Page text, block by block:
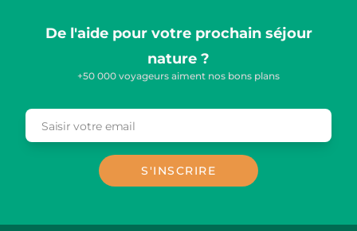
De l'aide pour votre prochain séjour
nature ?
+50 000 voyageurs aiment nos bons plans
EmailSaisir votre email
S'INSCRIRE